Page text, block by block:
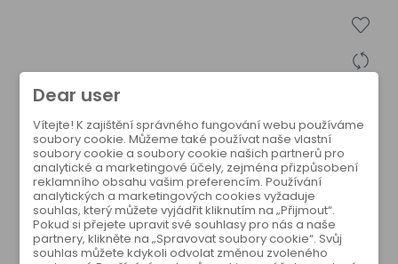
Dear user
Vítejte! K zajištění správného fungování webu používáme
soubory cookie. Můžeme také používat naše vlastní
soubory cookie a soubory cookie našich partnerů pro
analytické a marketingové účely, zejména přizpůsobení
reklamního obsahu vašim preferencím. Používání
analytických a marketingových cookies vyžaduje
souhlas, který můžete vyjádřit kliknutím na „Přijmout“.
Pokud si přejete upravit své souhlasy pro nás a naše
partnery, klikněte na „Spravovat soubory cookie“. Svůj
souhlas můžete kdykoli odvolat změnou zvoleného